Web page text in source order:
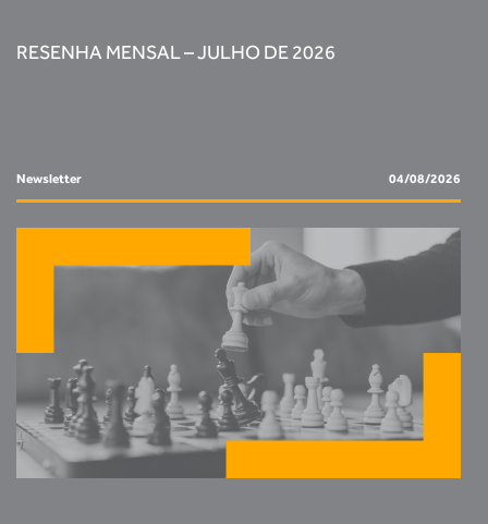
RESENHA MENSAL – JULHO DE 2026
Newsletter 04/08/2026